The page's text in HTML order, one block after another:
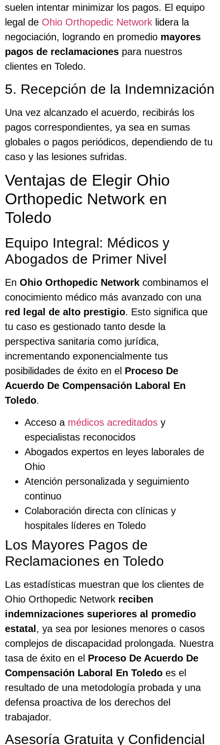
suelen intentar minimizar los pagos. El equipo
legal de Ohio Orthopedic Network lidera la
negociación, logrando en promedio mayores
pagos de reclamaciones para nuestros
clientes en Toledo.
5. Recepción de la Indemnización
Una vez alcanzado el acuerdo, recibirás los
pagos correspondientes, ya sea en sumas
globales o pagos periódicos, dependiendo de tu
caso y las lesiones sufridas.
Ventajas de Elegir Ohio
Orthopedic Network en
Toledo
Equipo Integral: Médicos y
Abogados de Primer Nivel
En Ohio Orthopedic Network combinamos el
conocimiento médico más avanzado con una
red legal de alto prestigio. Esto significa que
tu caso es gestionado tanto desde la
perspectiva sanitaria como jurídica,
incrementando exponencialmente tus
posibilidades de éxito en el Proceso De
Acuerdo De Compensación Laboral En
Toledo.
Acceso a médicos acreditados y
especialistas reconocidos
Abogados expertos en leyes laborales de
Ohio
Atención personalizada y seguimiento
continuo
Colaboración directa con clínicas y
hospitales líderes en Toledo
Los Mayores Pagos de
Reclamaciones en Toledo
Las estadísticas muestran que los clientes de
Ohio Orthopedic Network reciben
indemnizaciones superiores al promedio
estatal, ya sea por lesiones menores o casos
complejos de discapacidad prolongada. Nuestra
tasa de éxito en el Proceso De Acuerdo De
Compensación Laboral En Toledo es el
resultado de una metodología probada y una
defensa proactiva de los derechos del
trabajador.
Asesoría Gratuita y Confidencial